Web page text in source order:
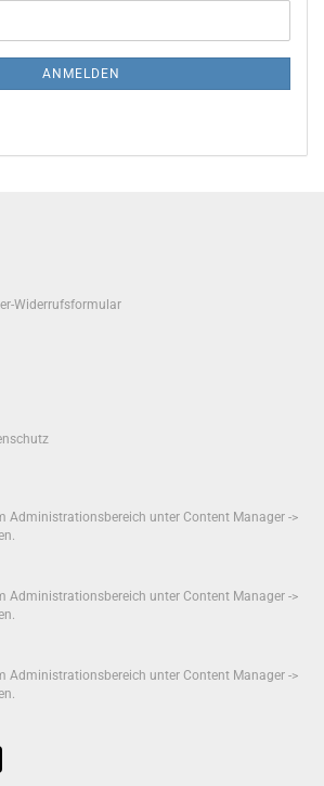
ANMELDEN
Widerrufsformular
Administrationsbereich unter Content Manager ->
Administrationsbereich unter Content Manager ->
Administrationsbereich unter Content Manager ->